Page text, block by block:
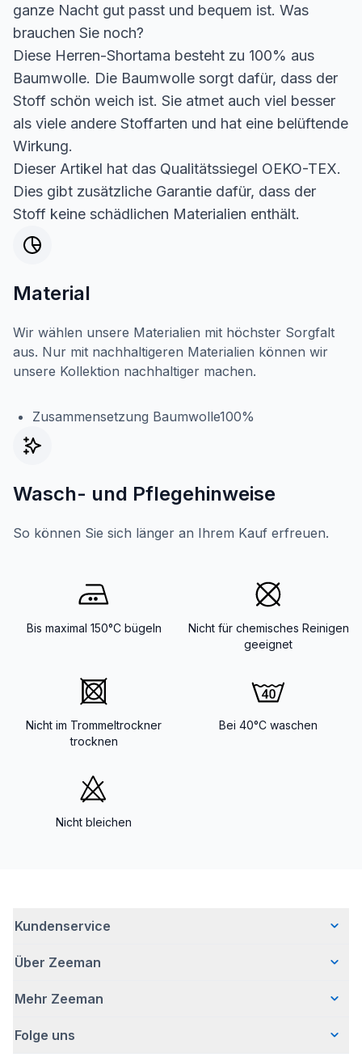
ganze Nacht gut passt und bequem ist. Was
brauchen Sie noch?
Diese Herren-Shortama besteht zu 100% aus
Baumwolle. Die Baumwolle sorgt dafür, dass der
Stoff schön weich ist. Sie atmet auch viel besser
als viele andere Stoffarten und hat eine belüftende
Wirkung.
Dieser Artikel hat das Qualitätssiegel OEKO-TEX.
Dies gibt zusätzliche Garantie dafür, dass der
Stoff keine schädlichen Materialien enthält.
Material
Wir wählen unsere Materialien mit höchster Sorgfalt
aus. Nur mit nachhaltigeren Materialien können wir
unsere Kollektion nachhaltiger machen.
Zusammensetzung Baumwolle100%
Wasch- und Pflegehinweise
So können Sie sich länger an Ihrem Kauf erfreuen.
Bis maximal 150°C bügeln
Nicht für chemisches Reinigen
geeignet
Nicht im Trommeltrockner
trocknen
Bei 40°C waschen
Nicht bleichen
Kundenservice
Häufig gestellte Fragen
Lieferung
Retouren
Über Zeeman
Wer wir sind
Verantwortungsvoll Geschäfte machen
Mehr Zeeman
Presse
Folge uns